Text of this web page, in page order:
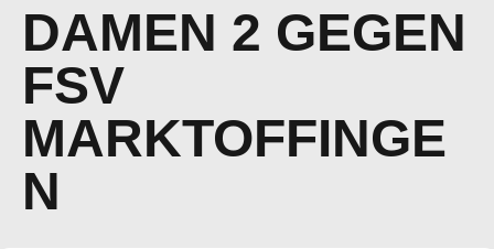
DAMEN 2 GEGEN
FSV
MARKTOFFINGE
N